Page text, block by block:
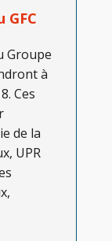
GFC
Groupe
à
Ces
de la
UPR